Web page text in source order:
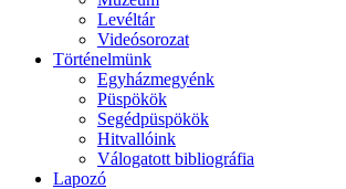
Levéltár
Videósorozat
Történelmünk
Egyházmegyénk
Püspökök
Segédpüspökök
Hitvallóink
Válogatott bibliográfia
Lapozó